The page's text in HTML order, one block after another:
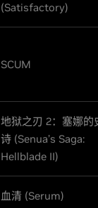
(Satisfactory)
SCUM
地狱之刃 2：塞娜的
诗 (Senua’s Saga:
Hellblade II)
血清 (Serum)